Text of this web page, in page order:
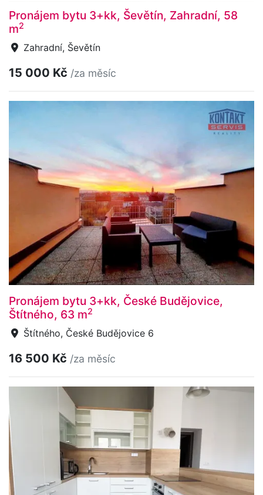
Pronájem bytu 3+kk, Ševětín, Zahradní, 58
m2
Zahradní, Ševětín
15 000 Kč /za měsíc
Pronájem bytu 3+kk, České Budějovice,
Štítného, 63 m2
Štítného, České Budějovice 6
16 500 Kč /za měsíc